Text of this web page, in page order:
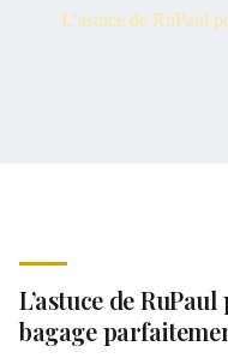
L’astuce de RuPaul
L’astuce de
bagage